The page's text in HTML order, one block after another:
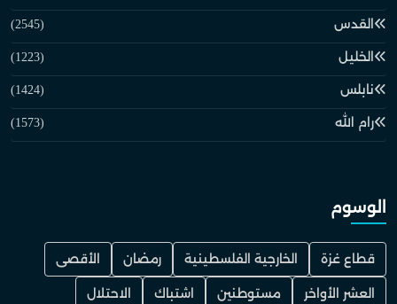
القدس (2545)
الخليل (1223)
نابلس (1424)
رام الله (1573)
الوسوم
قطاع غزة الخارجية الفلسطينية رمضان الأقصى
العشر الأواخر مستوطنين اشتباك الاحتلال